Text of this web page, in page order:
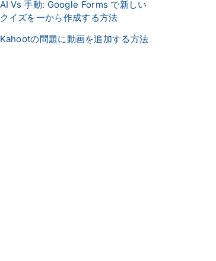
AI Vs 手動: Google Forms で新しい
クイズを一から作成する方法
Kahootの問題に動画を追加する方法